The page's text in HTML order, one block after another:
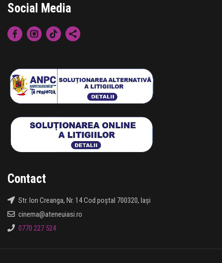
Social Media
Contact
Str. Ion Creanga, Nr. 14 Cod poștal 700320, Iași
cinema@ateneuiasi.ro
0770 227 524